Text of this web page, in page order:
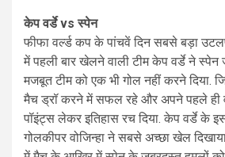
केप वर्डे vs स्पेन
फीफा वर्ल्ड कप के पांचवें दिन सबसे बड़ा
में पहली बार खेलने वाली टीम केप वर्डे ने
मजबूत टीम को एक भी गोल नहीं करने दिया.
मैच ड्रॉ करने में सफल रहे और अपने पहले ही
पॉइंट्स लेकर इतिहास रच दिया. केप वर्डे के
गोलकीपर वोजिन्हा ने सबसे अच्छा खेल